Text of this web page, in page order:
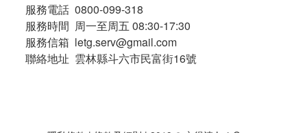
服務電話 0800-099-318
服務時間 周一至周五 08:30-17:30
服務信箱 letg.serv@gmail.com
聯絡地址 雲林縣斗六市民富街16號